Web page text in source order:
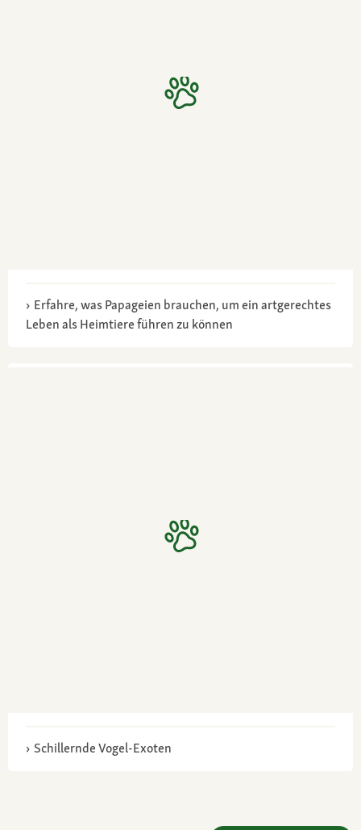
Erfahre, was Papageien brauchen, um ein artgerechtes
Leben als Heimtiere führen zu können
Schillernde Vogel-Exoten